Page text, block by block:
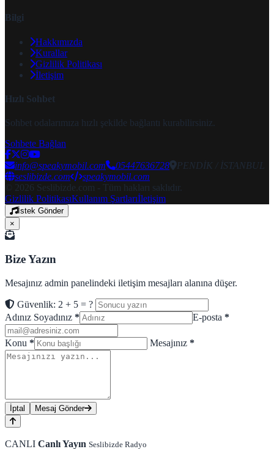
Bilgi
Hakkımızda
Kurallar
Gizlilik Politikası
İletişim
Hızlı Sohbet
Sohbet odalarımıza hızlı şekilde bağlantı kurabilirsiniz.
Sohbete Bağlan
info@speakymobil.com 05447636728
PENDİK / İSTANBUL
seslibizde.com
speakymobil.com
© 2026 Seslibizde.com - Tüm hakları saklıdır.
Gizlilik PolitikasıKullanım Şartlarıİletişim
İstek Gönder
×
Bize Yazın
Mesajınız admin panelindeki iletişim mesajları alanına düşer.
Güvenlik: 2 + 5 = ?
Adınız Soyadınız * E-posta *
Konu * Mesajınız *
İptal Mesaj Gönder
CANLI Canlı Yayın Seslibizde Radyo